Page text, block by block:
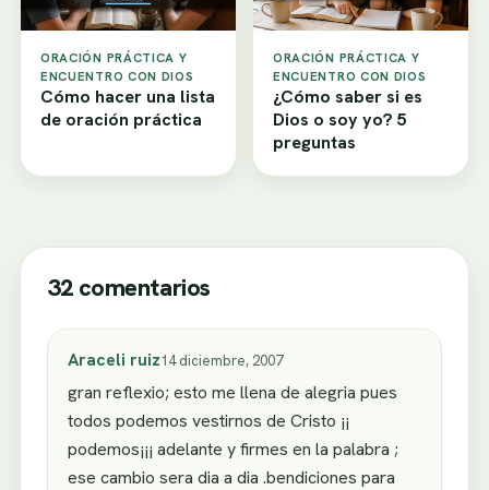
ORACIÓN PRÁCTICA Y
ENCUENTRO CON DIOS
Cómo hacer una lista
de oración práctica
ORACIÓN PRÁCTICA Y
ENCUENTRO CON DIOS
¿Cómo saber si es
Dios o soy yo? 5
preguntas
32 comentarios
Araceli ruiz14 diciembre, 2007
gran reflexio; esto me llena de alegria pues
todos podemos vestirnos de Cristo ¡¡
podemos¡¡¡ adelante y firmes en la palabra ;
ese cambio sera dia a dia .bendiciones para